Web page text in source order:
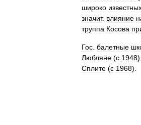
широко
значит. влияние
труппа Косова
Гос балетные
Любляне (с 1948),
Сплите (с 1968).